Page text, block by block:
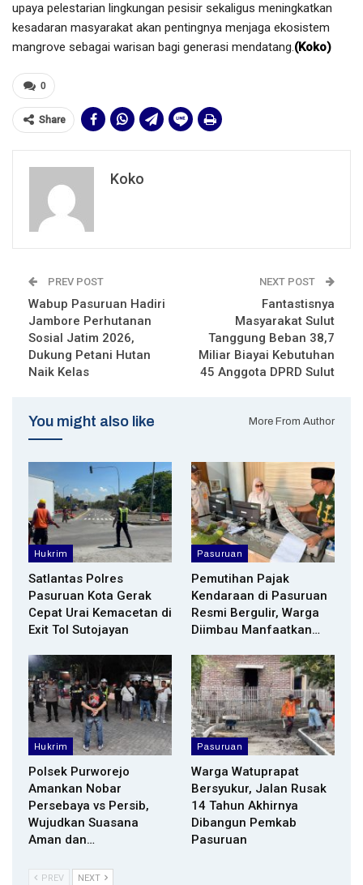
upaya pelestarian lingkungan pesisir sekaligus meningkatkan
kesadaran masyarakat akan pentingnya menjaga ekosistem
mangrove sebagai warisan bagi generasi mendatang.(Koko)
0
Share
Koko
PREV POST
Wabup Pasuruan Hadiri
Jambore Perhutanan
Sosial Jatim 2026,
Dukung Petani Hutan
Naik Kelas
NEXT POST
Fantastisnya
Masyarakat Sulut
Tanggung Beban 38,7
Miliar Biayai Kebutuhan
45 Anggota DPRD Sulut
You might also like More From Author
Hukrim
Satlantas Polres
Pasuruan Kota Gerak
Cepat Urai Kemacetan di
Exit Tol Sutojayan
Pasuruan
Pemutihan Pajak
Kendaraan di Pasuruan
Resmi Bergulir, Warga
Diimbau Manfaatkan…
Hukrim
Polsek Purworejo
Amankan Nobar
Persebaya vs Persib,
Wujudkan Suasana
Aman dan…
Pasuruan
Warga Watuprapat
Bersyukur, Jalan Rusak
14 Tahun Akhirnya
Dibangun Pemkab
Pasuruan
PREV NEXT